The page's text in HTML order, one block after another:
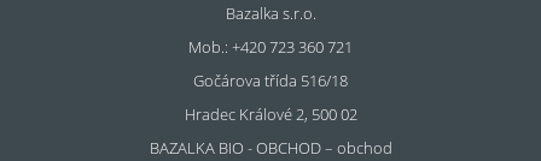
Bazalka s.r.o.
Mob.: +420 723 360 721
Gočárova třída 516/18
Hradec Králové 2, 500 02
BAZALKA BIO - OBCHOD – obchod